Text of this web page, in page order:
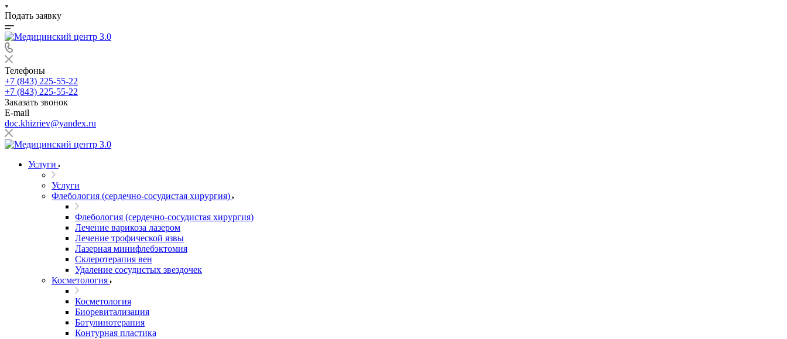
Подать заявку
Телефоны
+7 (843) 225-55-22
+7 (843) 225-55-22
Заказать звонок
E-mail
doc.khizriev@yandex.ru
Услуги
Услуги
Флебология (сердечно-сосудистая хирургия)
Флебология (сердечно-сосудистая хирургия)
Лечение варикоза лазером
Лечение трофической язвы
Лазерная минифлебэктомия
Cклеротерапия вен
Удаление сосудистых звездочек
Косметология
Косметология
Биоревитализация
Ботулинотерапия
Контурная пластика